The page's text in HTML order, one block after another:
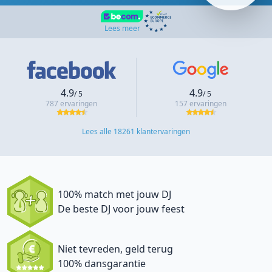
Lees meer
4.9/ 5
787 ervaringen
4.9/ 5
157 ervaringen
Lees alle 18261 klantervaringen
100% match met jouw DJ
De beste DJ voor jouw feest
Niet tevreden, geld terug
100% dansgarantie